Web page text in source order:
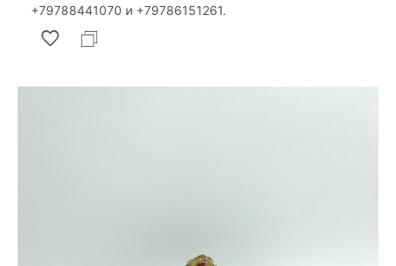
‎+79788441070 и ‎+79786151261.